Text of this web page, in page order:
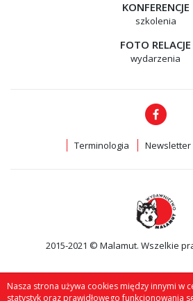
KONFERENCJE
szkolenia
FOTO RELACJE
wydarzenia
Terminologia Newsletter
2015-2021 © Malamut. Wszelkie
Nasza strona używa cookies między innymi w
statystyk oraz prawidłowego funkcjonowania